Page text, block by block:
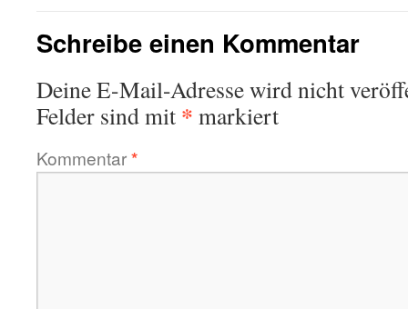
Schreibe einen Kommentar
Deine E-Mail-Adresse wird nicht
Felder sind mit * markiert
Kommentar*